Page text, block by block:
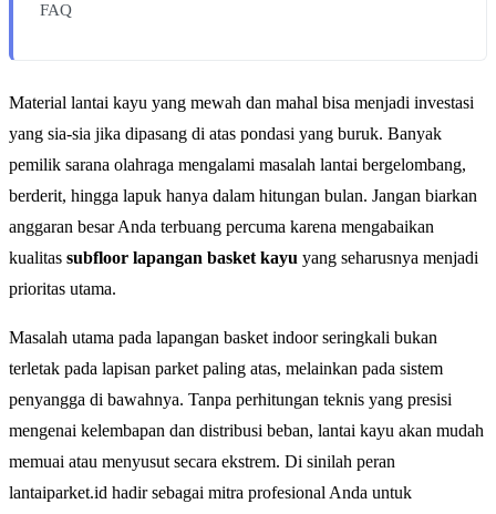
FAQ
Material lantai kayu yang mewah dan mahal bisa menjadi investasi
yang sia-sia jika dipasang di atas pondasi yang buruk. Banyak
pemilik sarana olahraga mengalami masalah lantai bergelombang,
berderit, hingga lapuk hanya dalam hitungan bulan. Jangan biarkan
anggaran besar Anda terbuang percuma karena mengabaikan
kualitas subfloor lapangan basket kayu yang seharusnya menjadi
prioritas utama.
Masalah utama pada lapangan basket indoor seringkali bukan
terletak pada lapisan parket paling atas, melainkan pada sistem
penyangga di bawahnya. Tanpa perhitungan teknis yang presisi
mengenai kelembapan dan distribusi beban, lantai kayu akan mudah
memuai atau menyusut secara ekstrem. Di sinilah peran
lantaiparket.id hadir sebagai mitra profesional Anda untuk